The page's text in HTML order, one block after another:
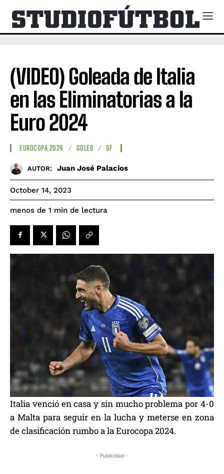
(VIDEO) Goleada de Italia
en las Eliminatorias a la
Euro 2024
EUROCOPA 2024 GOLES SF
AUTOR: Juan José Palacios
October 14, 2023
menos de 1 min de lectura
Italia venció en casa y sin mucho problema por 4-0
a Malta para seguir en la lucha y meterse en zona
de clasificación rumbo a la Eurocopa 2024.
- Publicidad -